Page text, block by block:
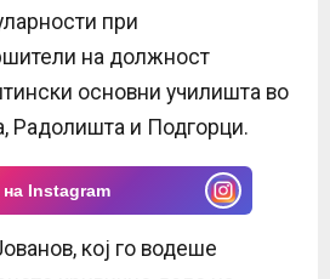
при
на должност
основни училишта во
Радолишта и Подгорци.
Instagram
кој го водеше